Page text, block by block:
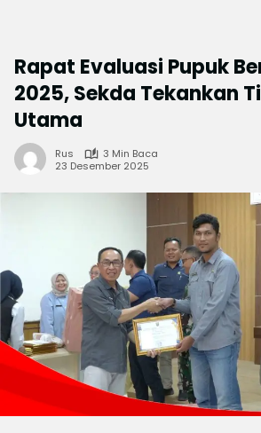
Rapat Evaluasi Pupuk
2025, Sekda Tekankan
Utama
Rus
3 Min Baca
23 Desember 2025